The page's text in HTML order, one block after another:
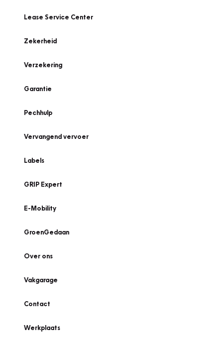
Lease Service Center
Zekerheid
Verzekering
Garantie
Pechhulp
Vervangend vervoer
Labels
GRIP Expert
E-Mobility
GroenGedaan
Over ons
Vakgarage
Contact
Werkplaats